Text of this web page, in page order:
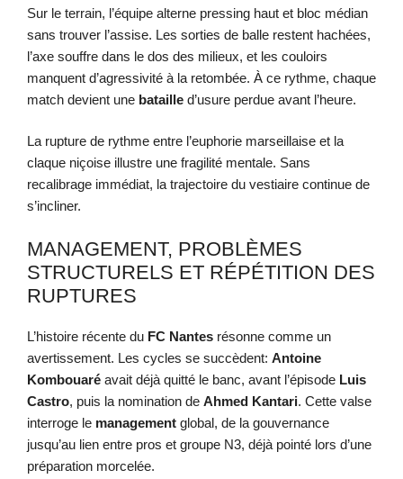
Sur le terrain, l’équipe alterne pressing haut et bloc médian
sans trouver l’assise. Les sorties de balle restent hachées,
l’axe souffre dans le dos des milieux, et les couloirs
manquent d’agressivité à la retombée. À ce rythme, chaque
match devient une bataille d’usure perdue avant l’heure.
La rupture de rythme entre l’euphorie marseillaise et la
claque niçoise illustre une fragilité mentale. Sans
recalibrage immédiat, la trajectoire du vestiaire continue de
s’incliner.
MANAGEMENT, PROBLÈMES
STRUCTURELS ET RÉPÉTITION DES
RUPTURES
L’histoire récente du FC Nantes résonne comme un
avertissement. Les cycles se succèdent: Antoine
Kombouaré avait déjà quitté le banc, avant l’épisode Luis
Castro, puis la nomination de Ahmed Kantari. Cette valse
interroge le management global, de la gouvernance
jusqu’au lien entre pros et groupe N3, déjà pointé lors d’une
préparation morcelée.